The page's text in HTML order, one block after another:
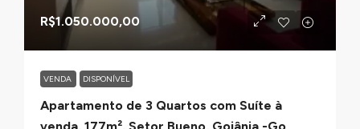
R$1.050.000,00
VENDA DISPONÍVEL
Apartamento de 3 Quartos com Suíte à